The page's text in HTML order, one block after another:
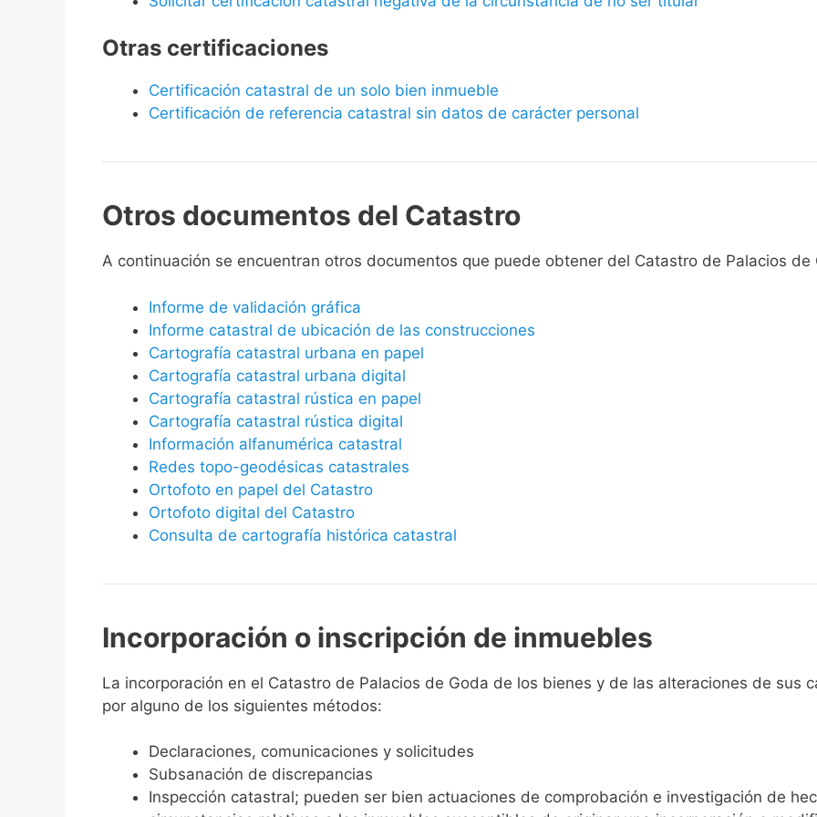
Otras certificaciones
Certificación catastral de un solo bien inmueble
Certificación de referencia catastral sin datos de carácter personal
Otros documentos del Catastro
A continuación se encuentran otros documentos que puede obtener del Catastro de Palacios de
Informe de validación gráfica
Informe catastral de ubicación de las construcciones
Cartografía catastral urbana en papel
Cartografía catastral urbana digital
Cartografía catastral rústica en papel
Cartografía catastral rústica digital
Información alfanumérica catastral
Redes topo-geodésicas catastrales
Ortofoto en papel del Catastro
Ortofoto digital del Catastro
Consulta de cartografía histórica catastral
Incorporación o inscripción de inmuebles
La incorporación en el Catastro de Palacios de Goda de los bienes y de las alteraciones de sus
por alguno de los siguientes métodos:
Declaraciones, comunicaciones y solicitudes
Subsanación de discrepancias
Inspección catastral; pueden ser bien actuaciones de comprobación e investigación de